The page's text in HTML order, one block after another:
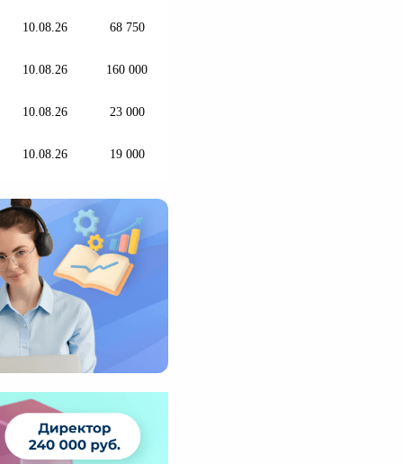
10.08.26 68 750
10.08.26 160 000
10.08.26 23 000
10.08.26 19 000